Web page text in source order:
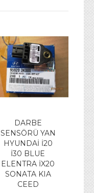
DARBE
SENSÖRÜ YAN
HYUNDAİ İ20
İ30 BLUE
ELENTRA İX20
SONATA KIA
CEED